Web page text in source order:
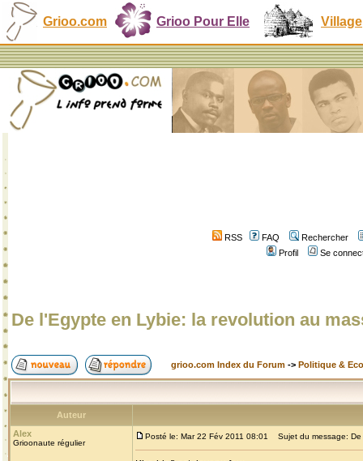
Grioo.com Grioo Pour Elle Village
RSS FAQ
Rechercher
Profil
Se
De l'Egypte en Lybie: la revolution au
grioo.com Index du Forum -> Politique &
Auteur
Alex
Grioonaute régulier
Posté le: Mar 22 Fév 2011 08:01 Sujet du message: De